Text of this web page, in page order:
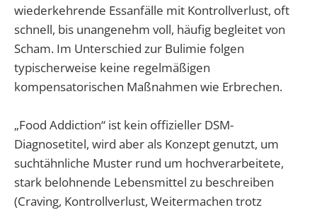
wiederkehrende Essanfälle mit Kontrollverlust, oft
schnell, bis unangenehm voll, häufig begleitet von
Scham. Im Unterschied zur Bulimie folgen
typischerweise keine regelmäßigen
kompensatorischen Maßnahmen wie Erbrechen.
„Food Addiction“ ist kein offizieller DSM-
Diagnosetitel, wird aber als Konzept genutzt, um
suchtähnliche Muster rund um hochverarbeitete,
stark belohnende Lebensmittel zu beschreiben
(Craving, Kontrollverlust, Weitermachen trotz